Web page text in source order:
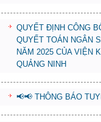
QUYẾT ĐỊNH CÔNG
QUYẾT TOÁN NGÂN
NĂM 2025 CỦA VIỆN
QUẢNG NINH
📢📢 THÔNG BÁO